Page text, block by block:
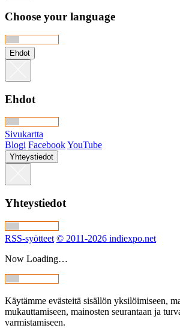
Choose your language
Ehdot
Ehdot
Sivukartta
Blogi FacebookYouTube
Yhteystiedot
Yhteystiedot
RSS-syötteet © 2011-2026 indiexpo.net
Now Loading…
Käytämme evästeitä sisällön yksilöimiseen,
mukauttamiseen, mainosten seurantaan ja
varmistamiseen.